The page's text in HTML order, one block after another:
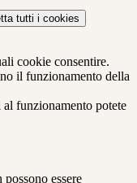
tutti i cookies
cookie consentire.
il funzionamento della
al funzionamento potete
essere